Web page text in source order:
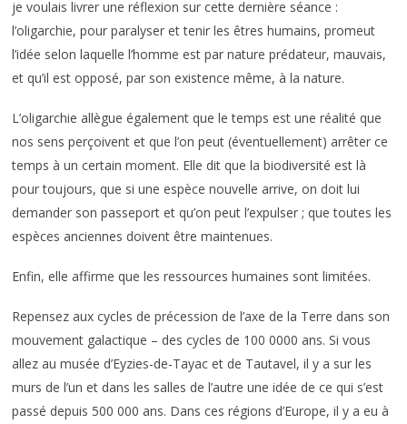
je voulais livrer une réflexion sur cette dernière séance :
l’oligarchie, pour paralyser et tenir les êtres humains, promeut
l’idée selon laquelle l’homme est par nature prédateur, mauvais,
et qu’il est opposé, par son existence même, à la nature.
L’oligarchie allègue également que le temps est une réalité que
nos sens perçoivent et que l’on peut (éventuellement) arrêter ce
temps à un certain moment. Elle dit que la biodiversité est là
pour toujours, que si une espèce nouvelle arrive, on doit lui
demander son passeport et qu’on peut l’expulser ; que toutes les
espèces anciennes doivent être maintenues.
Enfin, elle affirme que les ressources humaines sont limitées.
Repensez aux cycles de précession de l’axe de la Terre dans son
mouvement galactique – des cycles de 100 0000 ans. Si vous
allez au musée d’Eyzies-de-Tayac et de Tautavel, il y a sur les
murs de l’un et dans les salles de l’autre une idée de ce qui s’est
passé depuis 500 000 ans. Dans ces régions d’Europe, il y a eu à